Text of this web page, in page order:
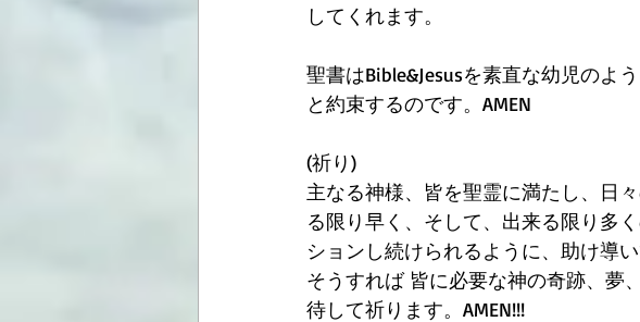
してくれます。
聖書はBible&Jesusを素直な幼児のよ
と約束するのです。AMEN
(祈り)
主なる神様、皆を聖霊に満たし、日
る限り早く、そして、出来る限り多
ションし続けられるように、助け導い
そうすれば 皆に必要な神の奇跡、夢
待して祈ります。AMEN!!!